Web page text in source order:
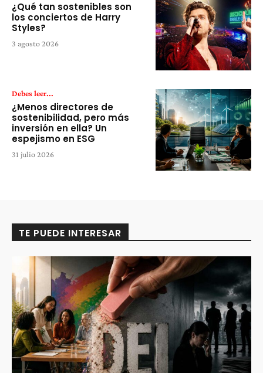
¿Qué tan sostenibles son
los conciertos de Harry
Styles?
3 agosto 2026
Debes leer...
¿Menos directores de
sostenibilidad, pero más
inversión en ella? Un
espejismo en ESG
31 julio 2026
TE PUEDE INTERESAR